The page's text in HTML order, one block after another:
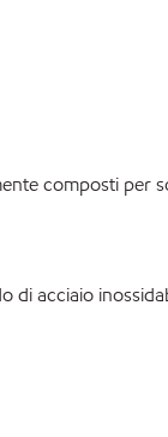
composti per
acciaio